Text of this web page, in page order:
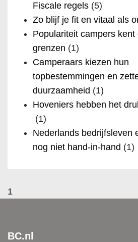
Fiscale regels (5)
Zo blijf je fit en vitaal als
Populariteit campers kent
grenzen (1)
Camperaars kiezen hun
topbestemmingen en
duurzaamheid (1)
Hoveniers hebben het
(1)
Nederlands bedrijfsleven
nog niet hand-in-hand (1)
1
BC.nl